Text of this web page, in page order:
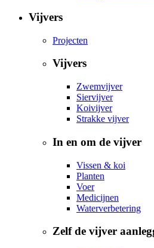
Vijvers
Projecten
Vijvers
Zwemvijver
Siervijver
Koivijver
Strakke vijver
In en om de vijver
Vissen & koi
Planten
Voer
Medicijnen
Waterverbetering
Zelf de vijver